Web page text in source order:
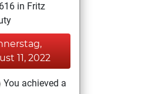
in Fritz
11, 2022
You achieved a